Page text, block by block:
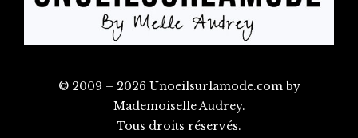
© 2009 – 2026 Unoeilsurlamode.com by
Mademoiselle Audrey.
Tous droits réservés.